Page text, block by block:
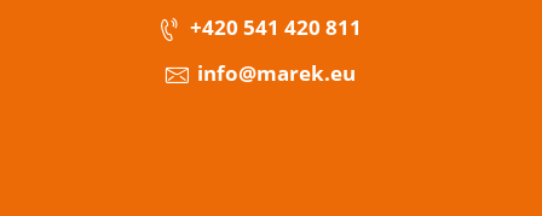
+420 541 420 811
info@marek.eu